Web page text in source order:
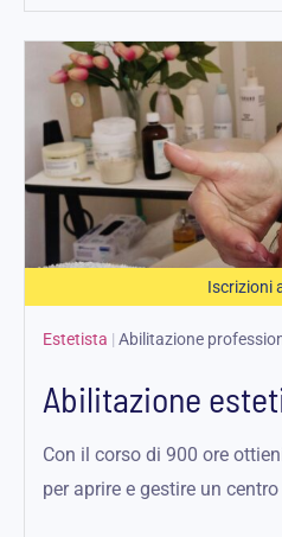
Iscrizioni
Estetista | Abilitazione
Abilitazione
Con il corso di 900 ore
per aprire e gestire un